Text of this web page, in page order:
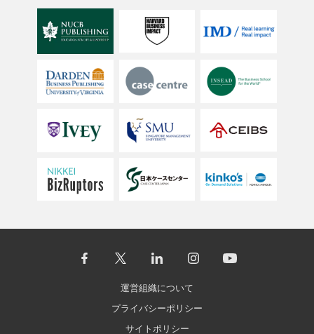
運営組織について
プライバシーポリシー
サイトポリシー